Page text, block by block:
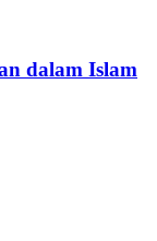
dalam Islam